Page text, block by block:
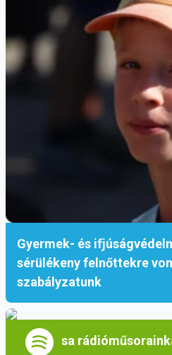
Gyermek- és
sérülékeny felnőttekre
szabályzatunk
Hallgassa